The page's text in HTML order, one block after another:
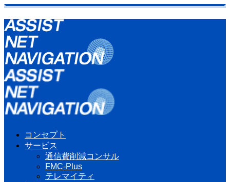
コンセプト
サービス
通信費削減コンサル
FMC-Plus
テレマイティ